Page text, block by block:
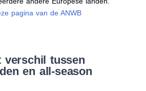
pagina van de ANWB
verschil tussen
en all-season